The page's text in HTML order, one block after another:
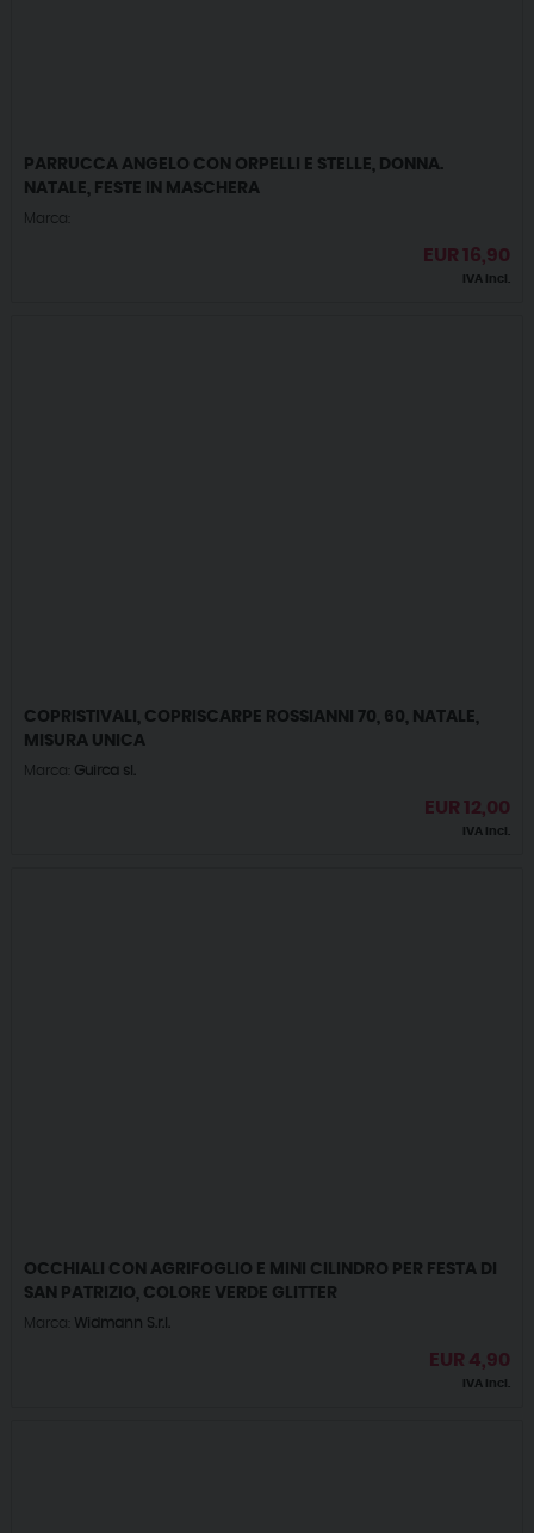
PARRUCCA ANGELO CON ORPELLI E STELLE, DONNA.
NATALE, FESTE IN MASCHERA
Marca:
EUR16,90
IVA incl.
COPRISTIVALI, COPRISCARPE ROSSIANNI 70, 60, NATALE,
MISURA UNICA
Marca: Guirca sl.
EUR12,00
IVA incl.
OCCHIALI CON AGRIFOGLIO E MINI CILINDRO PER FESTA DI
SAN PATRIZIO, COLORE VERDE GLITTER
Marca: Widmann S.r.l.
EUR 4,90
IVA incl.